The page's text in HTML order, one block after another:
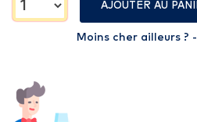
AJOUTER AU
Moins cher ailleurs ? -